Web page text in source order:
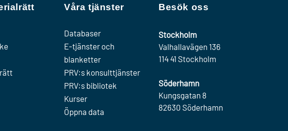
Våra tjänster
Databaser
E-tjänster och
blanketter
PRV:s konsulttjänster
PRV:s bibliotek
Kurser
Öppna data
Besök oss
Stockholm
Valhallavägen 136
114 41 Stockholm
Söderhamn
Kungsgatan 8
82630 Söderhamn